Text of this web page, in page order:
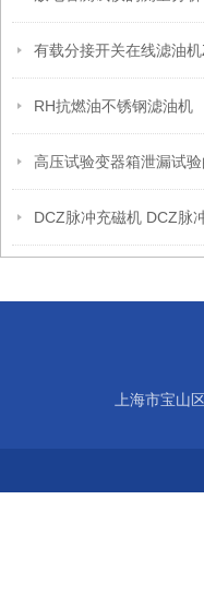
RH抗燃油不锈钢滤油机
DCZ脉冲充磁机 DCZ脉
上海市宝山